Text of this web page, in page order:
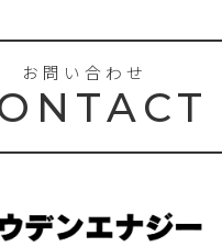
お問い合わせ